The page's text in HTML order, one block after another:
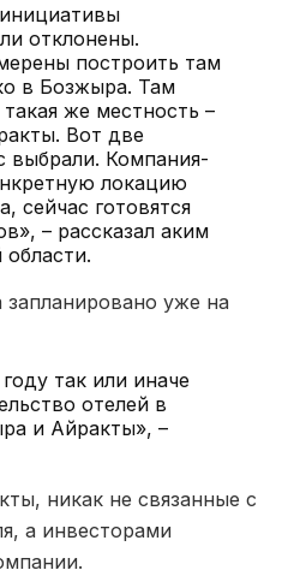
отклонены.
построить там
в Бозжыра. Там
же местность –
Вот две
выбрали. Компания-
локацию
сейчас готовятся
– рассказал аким
запланировано уже на
так или иначе
отелей в
и Айракты», –
никак не связанные с
а инвесторами